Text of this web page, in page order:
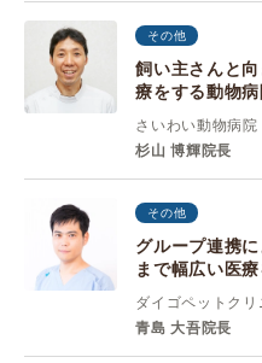
その他
飼い主さんと
療をする動物病
さいわい動物病院
杉山 博輝院長
その他
グループ連携
まで幅広い医
ダイゴペットク
青島 大吾院長